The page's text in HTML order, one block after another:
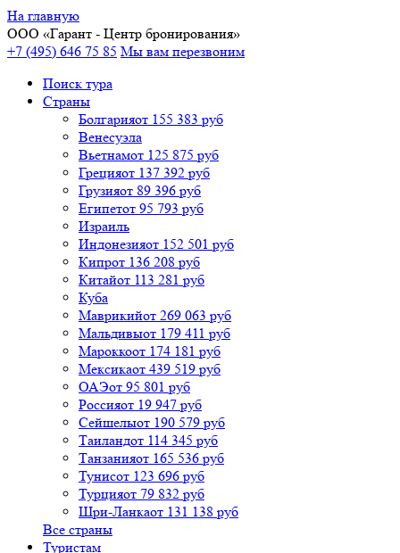
На главную
ООО «Гарант - Центр бронирования»
+7 (495) 646 75 85 Мы вам перезвоним
Поиск тура
Cтраны
Болгарияот 155 383 руб
Венесуэла
Вьетнамот 125 875 руб
Грецияот 137 392 руб
Грузияот 89 396 руб
Египетот 95 793 руб
Израиль
Индонезияот 152 501 руб
Кипрот 136 208 руб
Китайот 113 281 руб
Куба
Маврикийот 269 063 руб
Мальдивыот 179 411 руб
Мароккоот 174 181 руб
Мексикаот 439 519 руб
ОАЭот 95 801 руб
Россияот 19 947 руб
Сейшелыот 190 579 руб
Таиландот 114 345 руб
Танзанияот 165 536 руб
Тунисот 123 696 руб
Турцияот 79 832 руб
Шри-Ланкаот 131 138 руб
Все страны
Туристам